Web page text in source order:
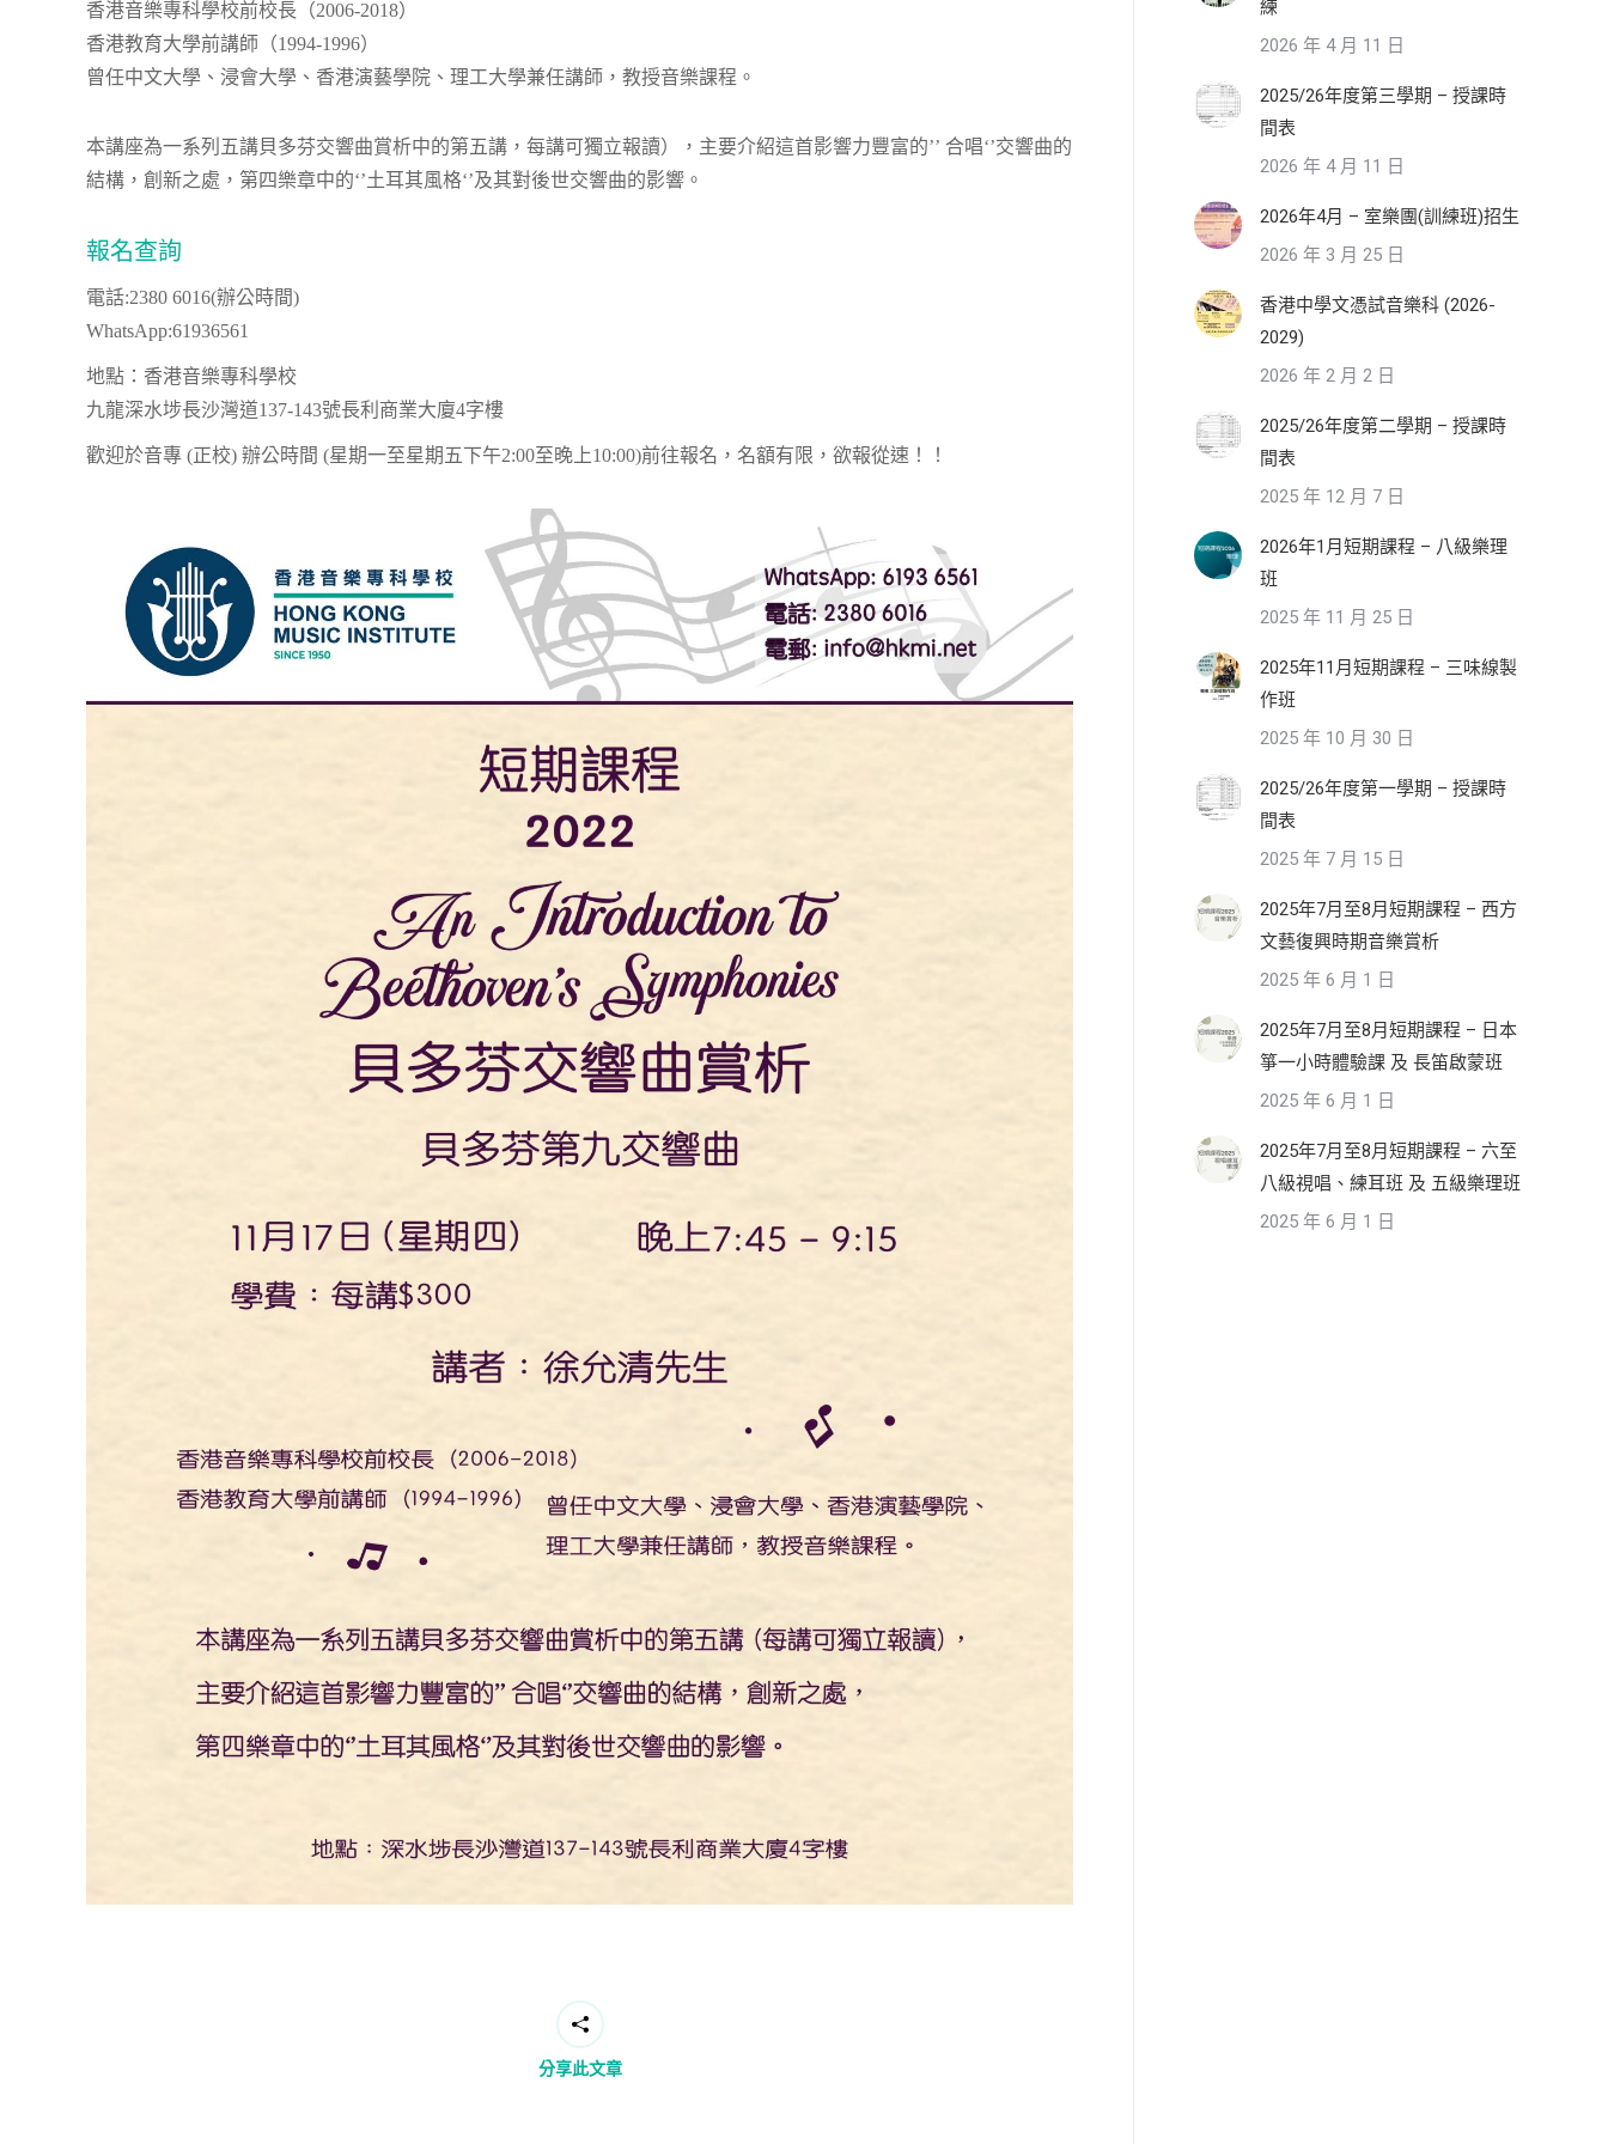
香港音樂專科學校前校長（2006-2018）
香港教育大學前講師（1994-1996）
曾任中文大學、浸會大學、香港演藝學院、理工大學兼任講師，教授音樂課程。
本講座為一系列五講貝多芬交響曲賞析中的第五講，每講可獨立報讀），主要介紹這首影響力豐富的’’ 合唱‘’交響曲的
結構，創新之處，第四樂章中的‘’土耳其風格‘’及其對後世交響曲的影響。
報名查詢
電話:2380 6016(辦公時間)
WhatsApp:61936561
地點：香港音樂專科學校
九龍深水埗長沙灣道137-143號長利商業大廈4字樓
歡迎於音專 (正校) 辦公時間 (星期一至星期五下午2:00至晚上10:00)前往報名，名額有限，欲報從速！！
分享此文章
練
2026 年 4 月 11 日
2025/26年度第三學期 – 授課時
間表
2026 年 4 月 11 日
2026年4月 – 室樂團(訓練班)招生
2026 年 3 月 25 日
香港中學文憑試音樂科 (2026-
2029)
2026 年 2 月 2 日
2025/26年度第二學期 – 授課時
間表
2025 年 12 月 7 日
2026年1月短期課程 – 八級樂理
班
2025 年 11 月 25 日
2025年11月短期課程 – 三味線製
作班
2025 年 10 月 30 日
2025/26年度第一學期 – 授課時
間表
2025 年 7 月 15 日
2025年7月至8月短期課程 – 西方
文藝復興時期音樂賞析
2025 年 6 月 1 日
2025年7月至8月短期課程 – 日本
箏一小時體驗課 及 長笛啟蒙班
2025 年 6 月 1 日
2025年7月至8月短期課程 – 六至
八級視唱、練耳班 及 五級樂理班
2025 年 6 月 1 日